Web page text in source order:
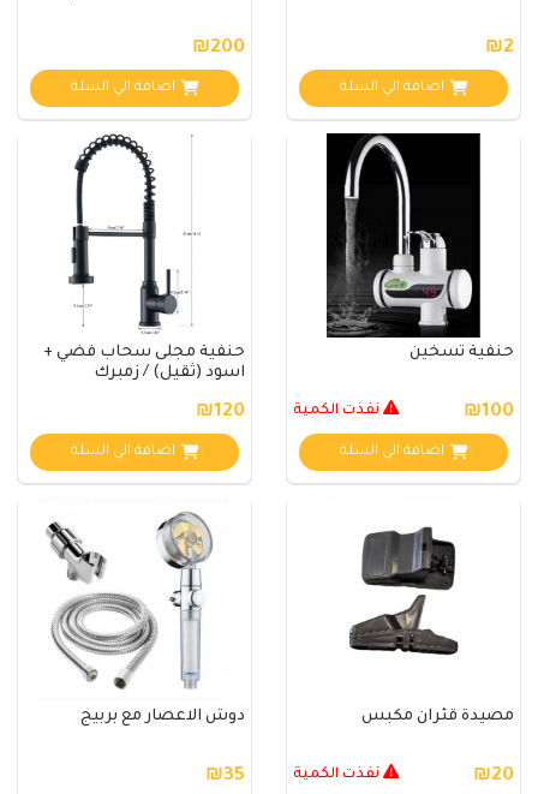
₪2
اضافة الي السلة
₪200
اضافة الي السلة
حنفية تسخين
₪100 نفذت الكمية
اضافة الي السلة
حنفية مجلى سحاب فضي +
اسود (ثقيل) / زمبرك
₪120
اضافة الي السلة
مصيدة قئران مكبس
₪20 نفذت الكمية
دوش الاعصار مع بربيج
₪35